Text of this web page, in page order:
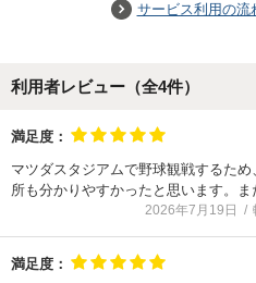
サービス利用の流
利用者レビュー（全4件）
満足度：
マツダスタジアムで野球観戦するた
所も分かりやすかったと思います。ま
2026年7月19日
満足度：